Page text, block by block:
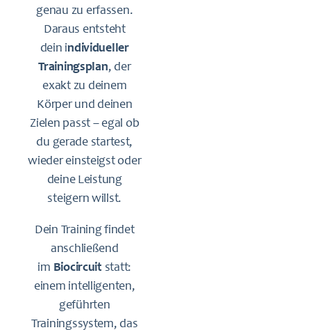
genau zu erfassen.
Daraus entsteht
dein individueller
Trainingsplan, der
exakt zu deinem
Körper und deinen
Zielen passt – egal ob
du gerade startest,
wieder einsteigst oder
deine Leistung
steigern willst.
Dein Training findet
anschließend
im Biocircuitstatt:
einem intelligenten,
geführten
Trainingssystem, das